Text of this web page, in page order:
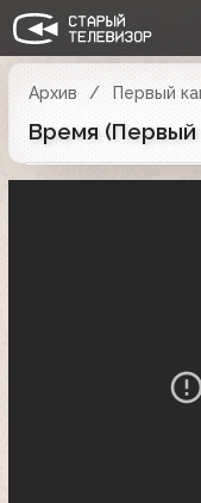
Архив Первый
Время (Первый